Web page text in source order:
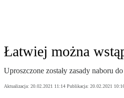
Łatwiej można
Uproszczone zostały zasady naboru
Aktualizacja: 20.02.2021 11:14 Publikacja: 20.02.2021